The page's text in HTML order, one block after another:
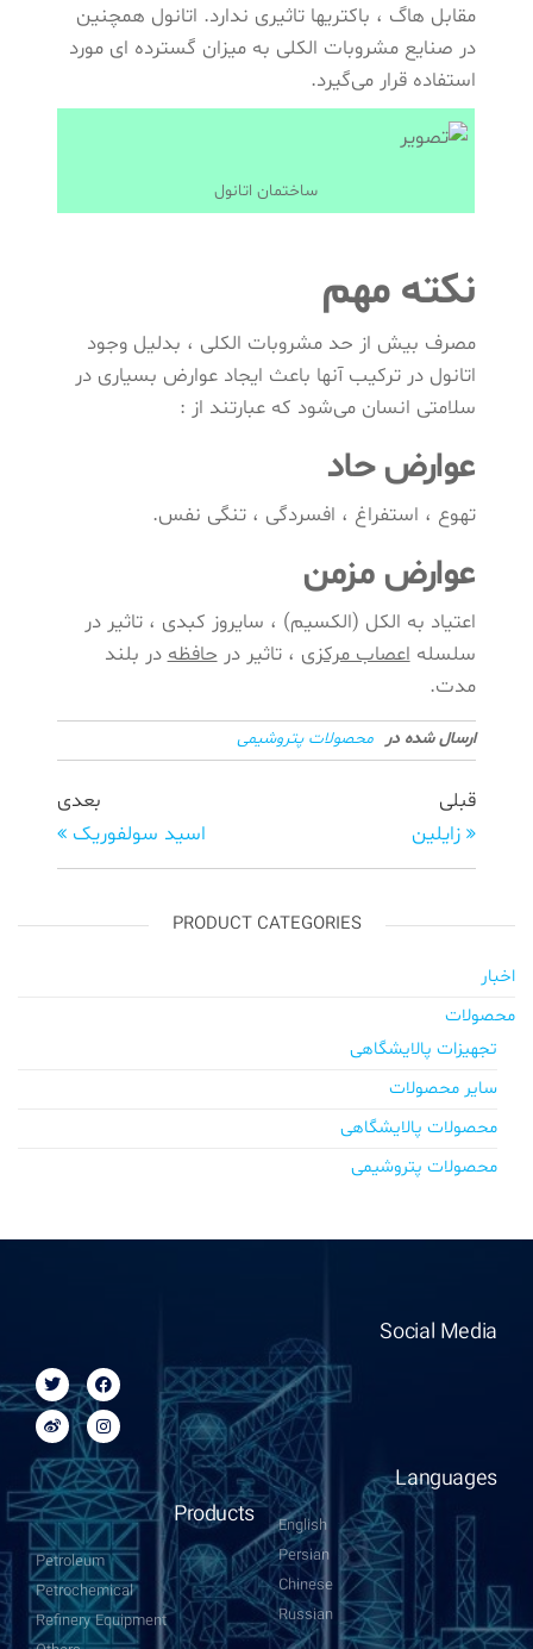
مقابل هاگ ، باکتریها تاثیری ندارد. اتانول همچنین
در صنایع مشروبات الکلی به میزان گسترده ای مورد
استفاده قرار می‌گیرد.
ساختمان اتانول
نکته مهم
مصرف بیش از حد مشروبات الکلی ، بدلیل وجود
اتانول در ترکیب آنها باعث ایجاد عوارض بسیاری در
سلامتی انسان می‌شود که عبارتند از :
عوارض حاد
تهوع ، استفراغ ، افسردگی ، تنگی نفس.
عوارض مزمن
اعتیاد به الکل (الکسیم) ، سایروز کبدی ، تاثیر در
سلسلهاعصاب مرکزی ، تاثیر درحافظهدر بلند
مدت.
ارسال شده در محصولات پتروشیمی
قبلی
زایلین
بعدی
اسید سولفوریک
PRODUCT CATEGORIES
اخبار
محصولات
تجهیزات پالایشگاهی
سایر محصولات
محصولات پالایشگاهی
محصولات پتروشیمی
Social Media
Languages
English
Persian
Chinese
Russian
Products
Petroleum
Petrochemical
Refinery Equipment